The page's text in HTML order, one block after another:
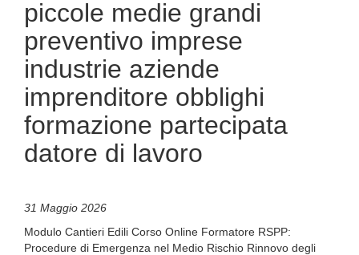
piccole medie grandi
preventivo imprese
industrie aziende
imprenditore obblighi
formazione partecipata
datore di lavoro
31 Maggio 2026
Modulo Cantieri Edili Corso Online Formatore RSPP:
Procedure di Emergenza nel Medio Rischio Rinnovo degli